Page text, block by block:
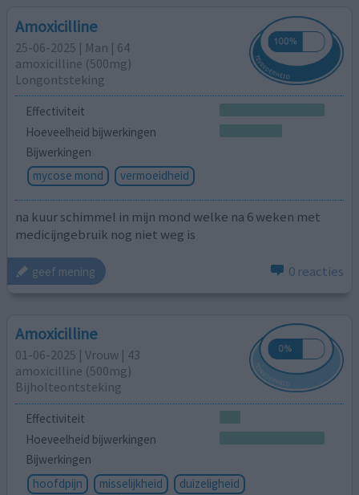
Amoxicilline
25-06-2025 | Man | 64
amoxicilline (500mg)
Longontsteking
Effectiviteit
Hoeveelheid bijwerkingen
Bijwerkingen
mycose mond
vermoeidheid
na kuur schimmel in mijn mond welke na 6 weken met
medicijngebruik nog niet weg is
geef mening 0 reacties
Amoxicilline
01-06-2025 | Vrouw | 43
amoxicilline (500mg)
Bijholteontsteking
Effectiviteit
Hoeveelheid bijwerkingen
Bijwerkingen
hoofdpijn
misselijkheid
duizeligheid